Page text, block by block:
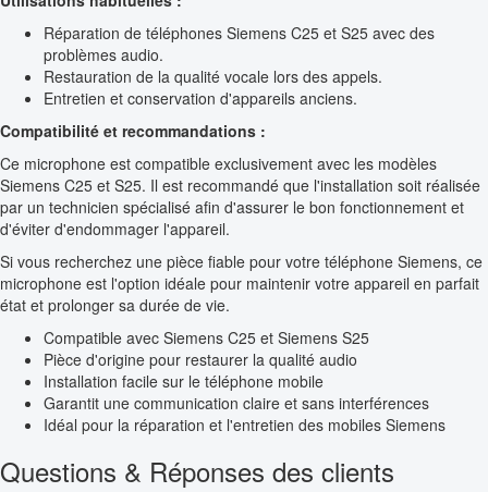
Réparation de téléphones Siemens C25 et S25 avec des
problèmes audio.
Restauration de la qualité vocale lors des appels.
Entretien et conservation d'appareils anciens.
Compatibilité et recommandations :
Ce microphone est compatible exclusivement avec les modèles
Siemens C25 et S25. Il est recommandé que l'installation soit réalisée
par un technicien spécialisé afin d'assurer le bon fonctionnement et
d'éviter d'endommager l'appareil.
Si vous recherchez une pièce fiable pour votre téléphone Siemens, ce
microphone est l'option idéale pour maintenir votre appareil en parfait
état et prolonger sa durée de vie.
Compatible avec Siemens C25 et Siemens S25
Pièce d'origine pour restaurer la qualité audio
Installation facile sur le téléphone mobile
Garantit une communication claire et sans interférences
Idéal pour la réparation et l'entretien des mobiles Siemens
Questions & Réponses des clients